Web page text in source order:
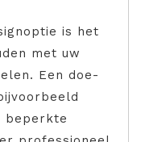
is het
met uw
Een doe-
beperkte